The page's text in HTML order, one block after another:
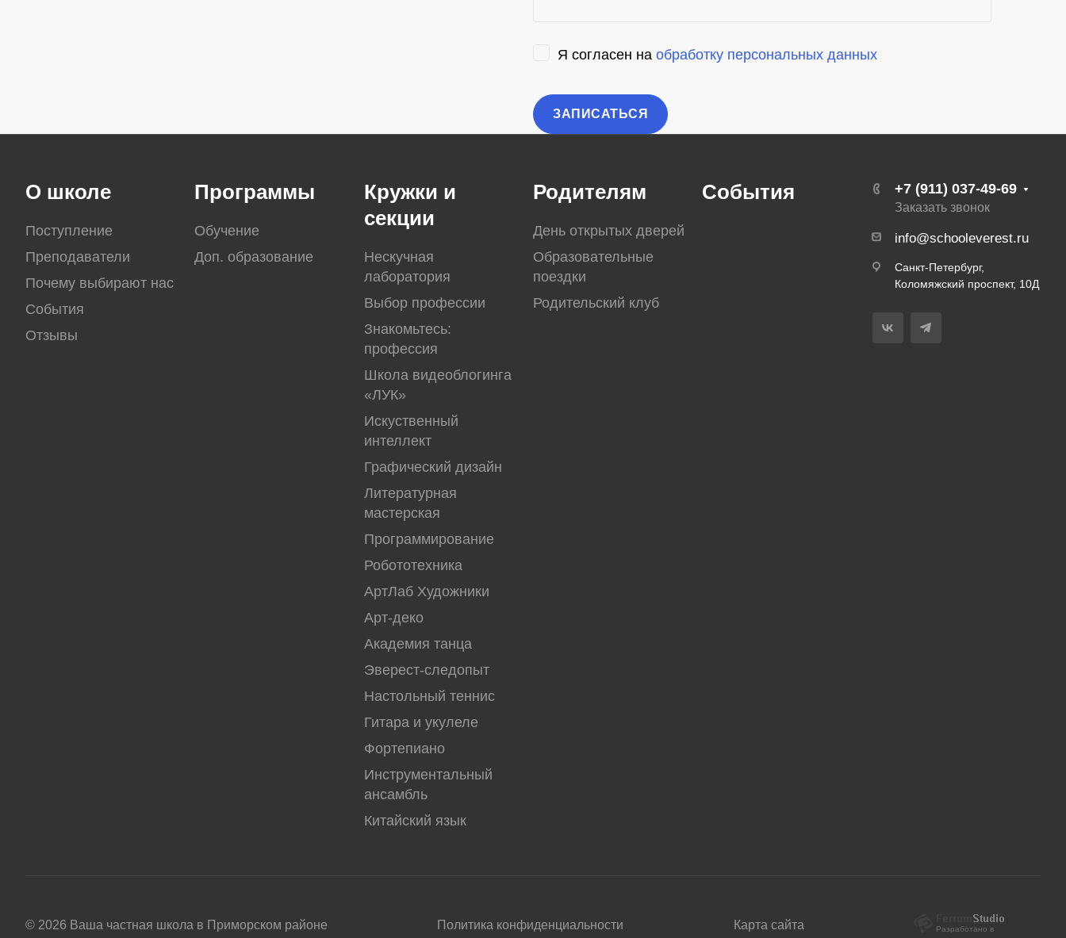
Я согласен на обработку персональных данных
О школе
Поступление
Преподаватели
Почему выбирают нас
События
Отзывы
Программы
Обучение
Доп. образование
Кружки и
секции
Нескучная
лаборатория
Выбор профессии
Знакомьтесь:
профессия
Школа видеоблогинга
«ЛУК»
Искуственный
интеллект
Графический дизайн
Литературная
мастерская
Программирование
Робототехника
АртЛаб Художники
Арт-деко
Академия танцa
Эверест-следопыт
Настольный теннис
Гитара и укулеле
Фортепиано
Инструментальный
ансамбль
Китайский язык
Родителям
День открытых дверей
Образовательные
поездки
Родительский клуб
События +7 (911) 037-49-69
Заказать звонок
info@schooleverest.ru
Санкт-Петербург,
Коломяжский проспект, 10Д
© 2026 Ваша частная школа в Приморском районе Политика конфиденциальности Карта сайта Разработано в